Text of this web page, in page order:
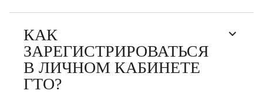
КАК
ЗАРЕГИСТРИРОВАТЬСЯ
В ЛИЧНОМ КАБИНЕТЕ
ГТО?